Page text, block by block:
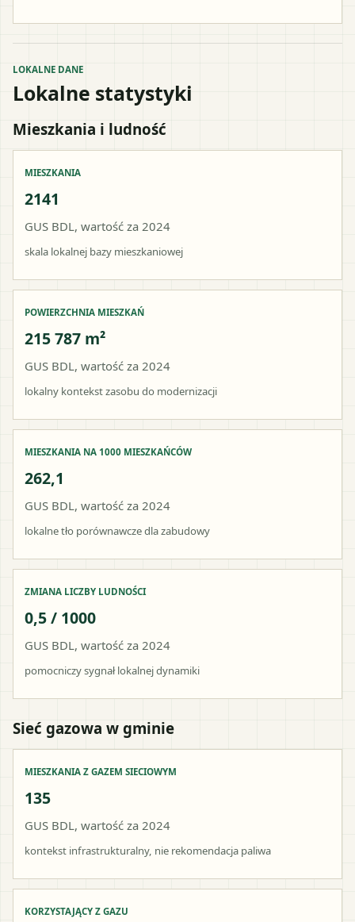
LOKALNE DANE
Lokalne statystyki
Mieszkania i ludność
MIESZKANIA
2141
GUS BDL, wartość za 2024
skala lokalnej bazy mieszkaniowej
POWIERZCHNIA MIESZKAŃ
215 787 m²
GUS BDL, wartość za 2024
lokalny kontekst zasobu do modernizacji
MIESZKANIA NA 1000 MIESZKAŃCÓW
262,1
GUS BDL, wartość za 2024
lokalne tło porównawcze dla zabudowy
ZMIANA LICZBY LUDNOŚCI
0,5 / 1000
GUS BDL, wartość za 2024
pomocniczy sygnał lokalnej dynamiki
Sieć gazowa w gminie
MIESZKANIA Z GAZEM SIECIOWYM
135
GUS BDL, wartość za 2024
kontekst infrastrukturalny, nie rekomendacja paliwa
KORZYSTAJĄCY Z GAZU